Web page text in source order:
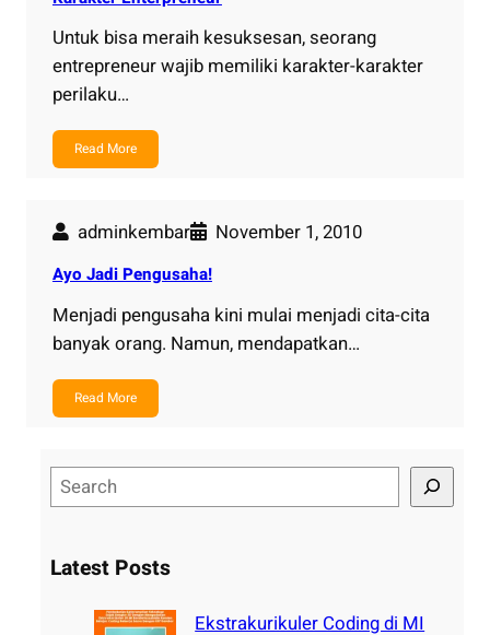
Untuk bisa meraih kesuksesan, seorang
entrepreneur wajib memiliki karakter-karakter
perilaku…
Read More
adminkembar November 1, 2010
Ayo Jadi Pengusaha!
Menjadi pengusaha kini mulai menjadi cita-cita
banyak orang. Namun, mendapatkan…
Read More
e
rLatest Posts
Ekstrakurikuler Coding di MI